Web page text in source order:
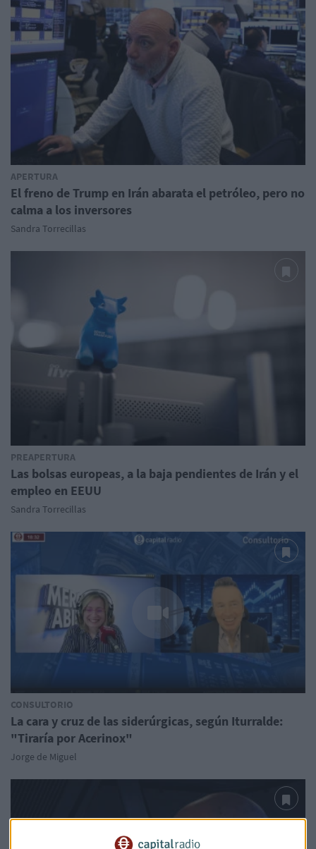
APERTURA
El freno de Trump en Irán abarata el petróleo, pero no
calma a los inversores
Sandra Torrecillas
PREAPERTURA
Las bolsas europeas, a la baja pendientes de Irán y el
empleo en EEUU
Sandra Torrecillas
CONSULTORIO
La cara y cruz de las siderúrgicas, según Iturralde:
"Tiraría por Acerinox"
Jorge de Miguel